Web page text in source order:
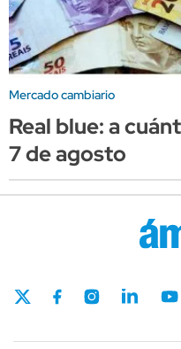
Mercado cambiario
Real blue: a
7 de agosto